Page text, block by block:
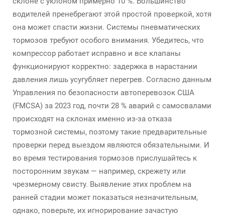
водителей пренебрегают этой простой проверкой, хотя
она может спасти жизни. Системы пневматических
тормозов требуют особого внимания. Убедитесь, что
компрессор работает исправно и все клапаны
функционируют корректно: задержка в нарастании
давления лишь усугубляет перегрев. Согласно данным
Управления по безопасности автоперевозок США
(FMCSA) за 2023 год, почти 28 % аварий с самосвалами
происходят на склонах именно из-за отказа
тормозной системы, поэтому такие предварительные
проверки перед выездом являются обязательными. И
во время тестирования тормозов прислушайтесь к
посторонним звукам — например, скрежету или
чрезмерному свисту. Выявление этих проблем на
ранней стадии может показаться незначительным,
однако, поверьте, их игнорирование зачастую